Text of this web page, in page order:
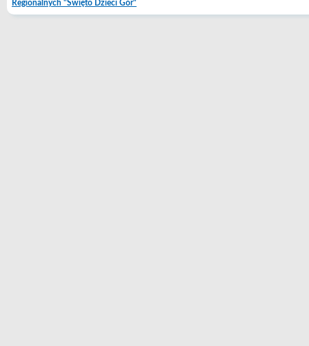
Regionalnych "Święto Dzieci Gór"